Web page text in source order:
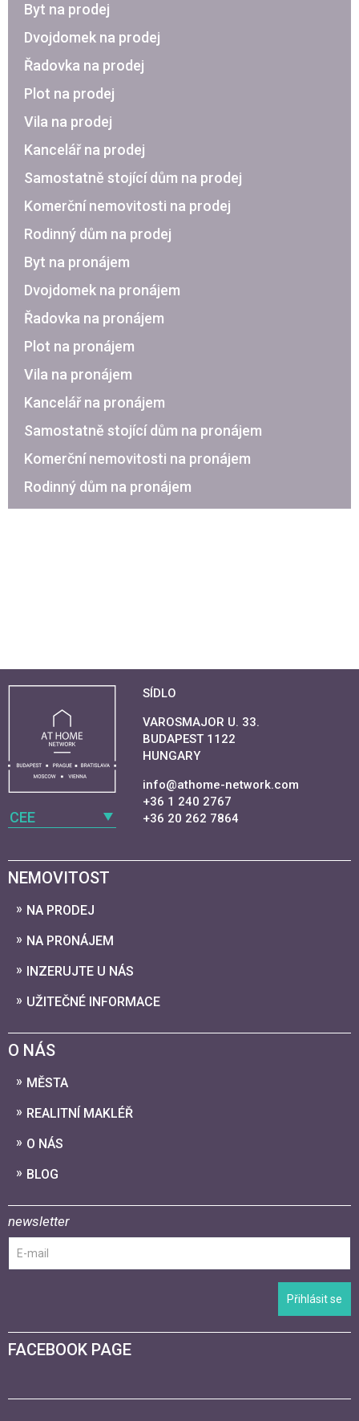
Byt na prodej
Dvojdomek na prodej
Řadovka na prodej
Plot na prodej
Vila na prodej
Kancelář na prodej
Samostatně stojící dům na prodej
Komerční nemovitosti na prodej
Rodinný dům na prodej
Byt na pronájem
Dvojdomek na pronájem
Řadovka na pronájem
Plot na pronájem
Vila na pronájem
Kancelář na pronájem
Samostatně stojící dům na pronájem
Komerční nemovitosti na pronájem
Rodinný dům na pronájem
CEE
SÍDLO
VAROSMAJOR U. 33.
BUDAPEST 1122
HUNGARY
info@athome-network.com
+36 1 240 2767
+36 20 262 7864
NEMOVITOST
NA PRODEJ
NA PRONÁJEM
INZERUJTE U NÁS
UŽITEČNÉ INFORMACE
O NÁS
MĚSTA
REALITNÍ MAKLÉŘ
O NÁS
BLOG
newsletter
Přihlásit se
FACEBOOK PAGE